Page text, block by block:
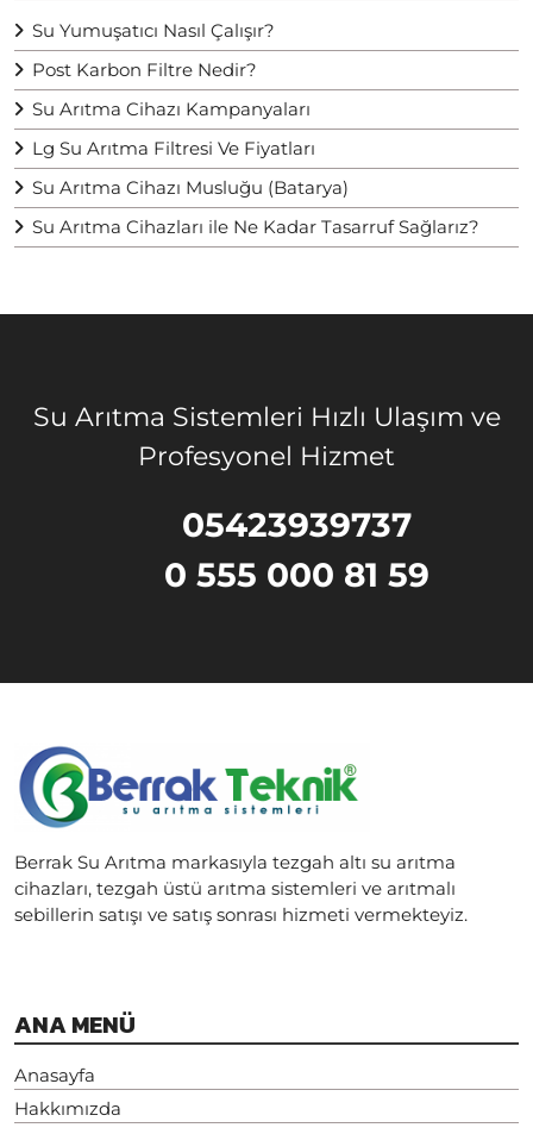
Su Yumuşatıcı Nasıl Çalışır?
Post Karbon Filtre Nedir?
Su Arıtma Cihazı Kampanyaları
Lg Su Arıtma Filtresi Ve Fiyatları
Su Arıtma Cihazı Musluğu (Batarya)
Su Arıtma Cihazları ile Ne Kadar Tasarruf Sağlarız?
Su Arıtma Sistemleri Hızlı Ulaşım ve
Profesyonel Hizmet
05423939737
0 555 000 81 59
Berrak Su Arıtma markasıyla tezgah altı su arıtma
cihazları, tezgah üstü arıtma sistemleri ve arıtmalı
sebillerin satışı ve satış sonrası hizmeti vermekteyiz.
ANA MENÜ
Anasayfa
Hakkımızda